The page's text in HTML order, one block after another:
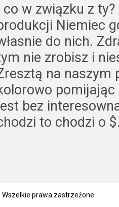
co w związku z
Niemiec
do nich.
nie zrobisz i
na naszym
pomijając
bez
to chodzi o
. Wszelkie prawa zastrzeżone.